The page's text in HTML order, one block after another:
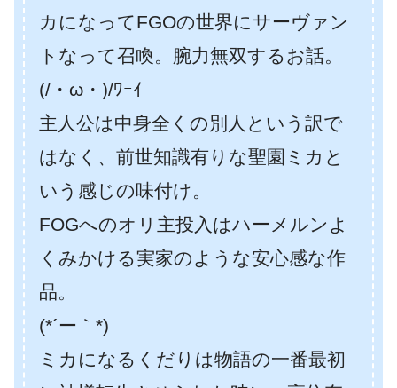
カになってFGOの世界にサーヴァン
トなって召喚。腕力無双するお話。
(/・ω・)/ﾜｰｲ
主人公は中身全くの別人という訳で
はなく、前世知識有りな聖園ミカと
いう感じの味付け。
FOGへのオリ主投入はハーメルンよ
くみかける実家のような安心感な作
品。
(*´ー｀*)
ミカになるくだりは物語の一番最初